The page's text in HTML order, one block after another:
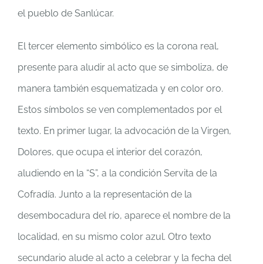
el pueblo de Sanlúcar.
El tercer elemento simbólico es la corona real,
presente para aludir al acto que se simboliza, de
manera también esquematizada y en color oro.
Estos símbolos se ven complementados por el
texto. En primer lugar, la advocación de la Virgen,
Dolores, que ocupa el interior del corazón,
aludiendo en la “S”, a la condición Servita de la
Cofradía. Junto a la representación de la
desembocadura del río, aparece el nombre de la
localidad, en su mismo color azul. Otro texto
secundario alude al acto a celebrar y la fecha del